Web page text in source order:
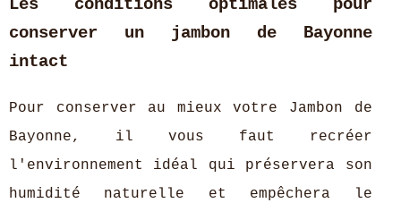
Les conditions optimales pour
conserver un jambon de Bayonne
intact
Pour conserver au mieux votre Jambon de
Bayonne, il vous faut recréer
l'environnement idéal qui préservera son
humidité naturelle et empêchera le